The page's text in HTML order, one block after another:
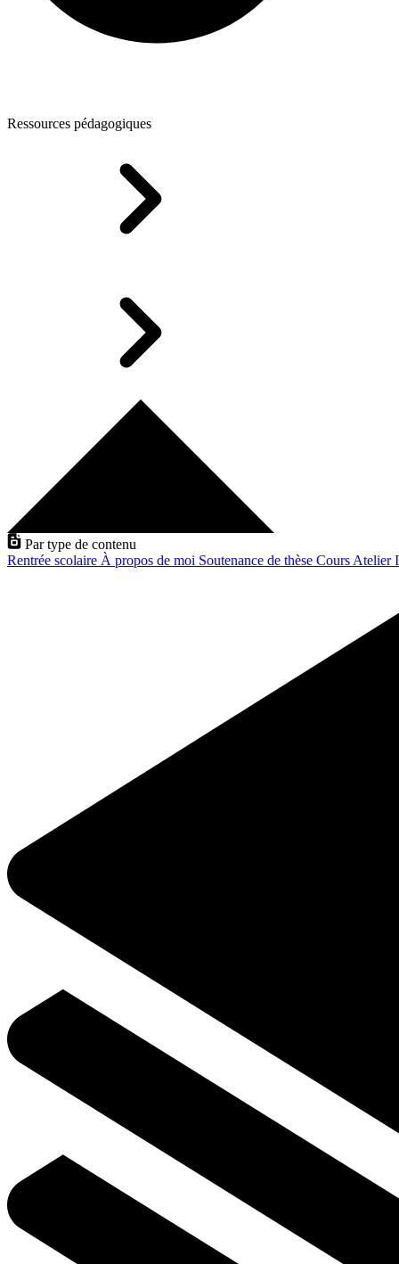
Ressources pédagogiques
Par type de contenu
Rentrée scolaire À propos de moi Soutenance de thèse Cours Atelier